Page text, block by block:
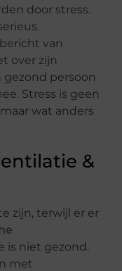
door stress.
van
over zijn
persoon
Stress is geen
wat anders
&
zijn, terwijl er er
is niet gezond.
met